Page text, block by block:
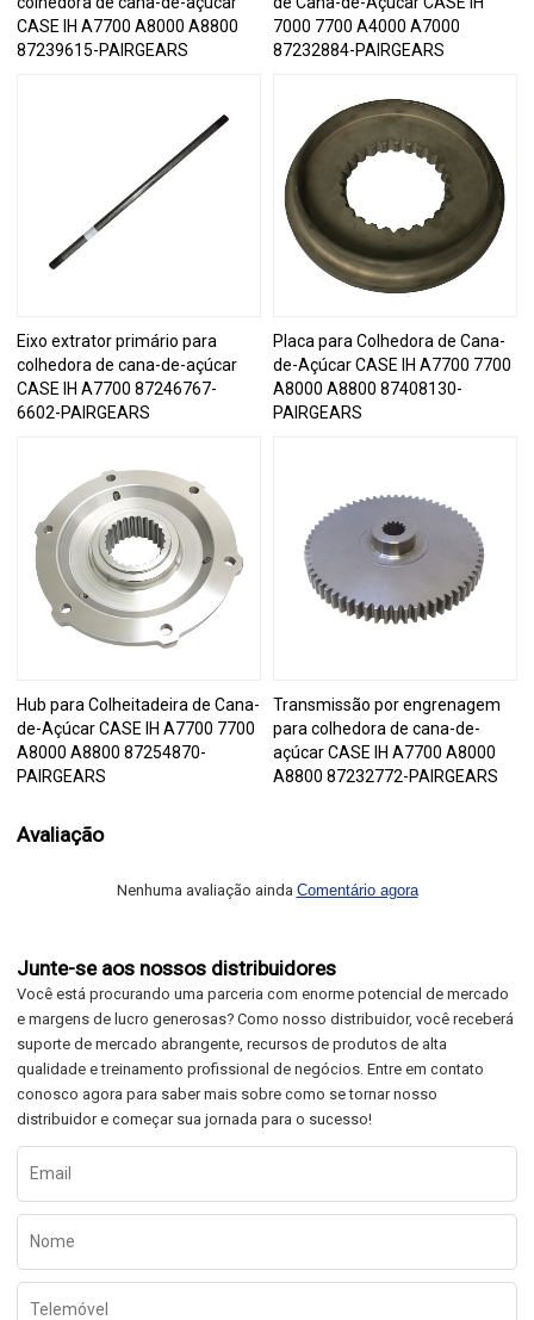
CASE IH A7700 A8000 A8800
87239615-PAIRGEARS
7000 7700 A4000 A7000
87232884-PAIRGEARS
Eixo extrator primário para
colhedora de cana-de-açúcar
CASE IH A7700 87246767-
6602-PAIRGEARS
Placa para Colhedora de Cana-
de-Açúcar CASE IH A7700 7700
A8000 A8800 87408130-
PAIRGEARS
Hub para Colheitadeira de Cana-
de-Açúcar CASE IH A7700 7700
A8000 A8800 87254870-
PAIRGEARS
Transmissão por engrenagem
para colhedora de cana-de-
açúcar CASE IH A7700 A8000
A8800 87232772-PAIRGEARS
Avaliação
Nenhuma avaliação ainda Comentário agora
Junte-se aos nossos distribuidores
Você está procurando uma parceria com enorme potencial de mercado
e margens de lucro generosas? Como nosso distribuidor, você receberá
suporte de mercado abrangente, recursos de produtos de alta
qualidade e treinamento profissional de negócios. Entre em contato
conosco agora para saber mais sobre como se tornar nosso
distribuidor e começar sua jornada para o sucesso!